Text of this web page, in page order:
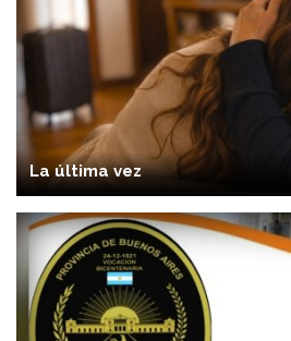
La última vez